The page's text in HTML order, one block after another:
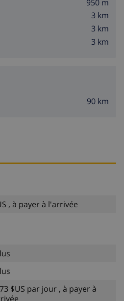
950 m
3 km
3 km
3 km
90 km
, à payer à l'arrivée
$US par jour , à payer à